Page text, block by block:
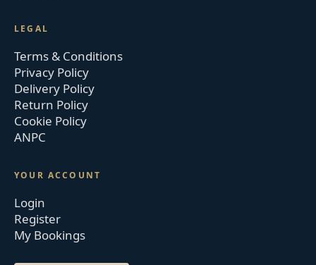
LEGAL
Terms & Conditions
Privacy Policy
Delivery Policy
Return Policy
Cookie Policy
ANPC
YOUR ACCOUNT
Login
Register
My Bookings